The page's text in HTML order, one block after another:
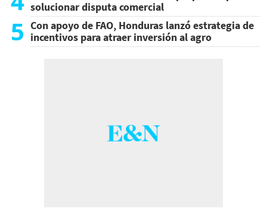
solucionar disputa comercial
5 Con apoyo de FAO, Honduras lanzó estrategia de
incentivos para atraer inversión al agro